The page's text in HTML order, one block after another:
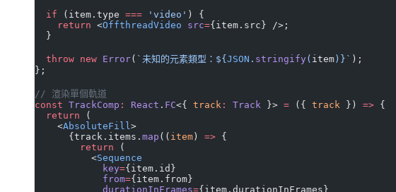
  if
(item.type === 'video' ) {
    return
<OffthreadVideo src={item.src} />;
  }
  throw
new Error( `未知的元素類型：${ JSON . stringify( item ) }` );
};
// 渲染單個軌道
const TrackComp : React . FC<{ track : Track }> = ({ track }) => {
  return
(
    <
AbsoluteFill>
      {track.items.
map (( item ) => {
        return
(
          <
Sequence
            key
={item.id}
            from
={item.from}
            durationInFrames
={item.durationInFrames}